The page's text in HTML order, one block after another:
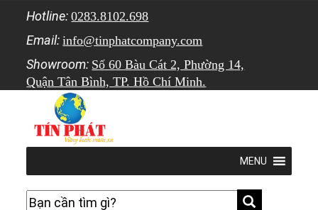
Hotline: 0283.8102.698
Email: info@tinphatcompany.com
Showroom: Số 60 Bàu Cát 2, Phường 14,
Quận Tân Bình, TP. Hồ Chí Minh.
MENU